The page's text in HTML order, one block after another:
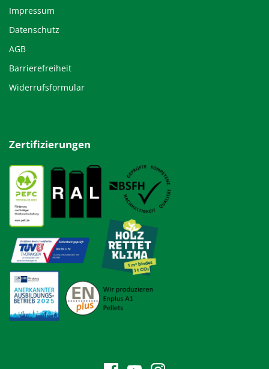
Impressum
Datenschutz
AGB
Barrierefreiheit
Widerrufsformular
Zertifizierungen